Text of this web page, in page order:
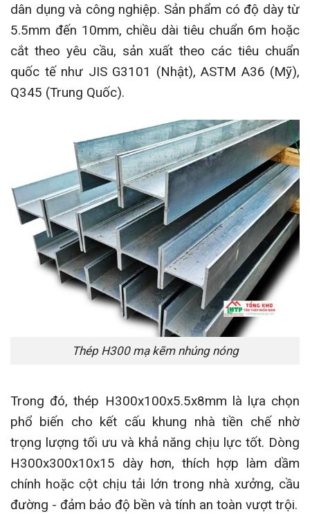
dân dụng và công nghiệp. Sản phẩm có độ dày từ
5.5mm đến 10mm, chiều dài tiêu chuẩn 6m hoặc
cắt theo yêu cầu, sản xuất theo các tiêu chuẩn
quốc tế như JIS G3101 (Nhật), ASTM A36 (Mỹ),
Q345 (Trung Quốc).
Thép H300 mạ kẽm nhúng nóng
Trong đó, thép H300x100x5.5x8mm là lựa chọn
phổ biến cho kết cấu khung nhà tiền chế nhờ
trọng lượng tối ưu và khả năng chịu lực tốt. Dòng
H300x300x10x15 dày hơn, thích hợp làm dầm
chính hoặc cột chịu tải lớn trong nhà xưởng, cầu
đường - đảm bảo độ bền và tính an toàn vượt trội.